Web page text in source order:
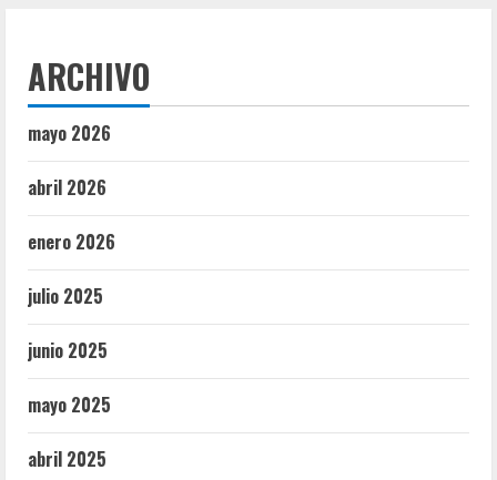
ARCHIVO
mayo 2026
abril 2026
enero 2026
julio 2025
junio 2025
mayo 2025
abril 2025